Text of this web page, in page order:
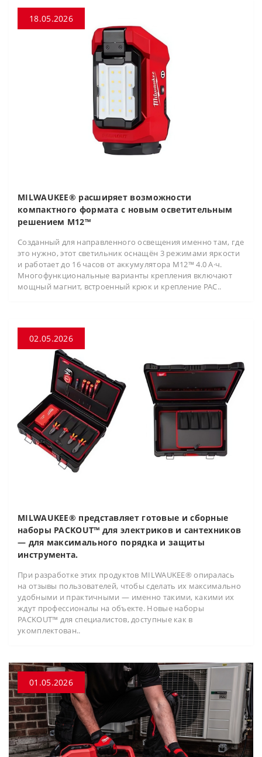
18.05.2026
MILWAUKEE® расширяет возможности
компактного формата с новым осветительным
решением M12™
Созданный для направленного освещения именно там, где
это нужно, этот светильник оснащён 3 режимами яркости
и работает до 16 часов от аккумулятора M12™ 4.0 А·ч.
Многофункциональные варианты крепления включают
мощный магнит, встроенный крюк и крепление PAC..
02.05.2026
MILWAUKEE® представляет готовые и сборные
наборы PACKOUT™ для электриков и сантехников
— для максимального порядка и защиты
инструмента.
При разработке этих продуктов MILWAUKEE® опиралась
на отзывы пользователей, чтобы сделать их максимально
удобными и практичными — именно такими, какими их
ждут профессионалы на объекте. Новые наборы
PACKOUT™ для специалистов, доступные как в
укомплектован..
01.05.2026